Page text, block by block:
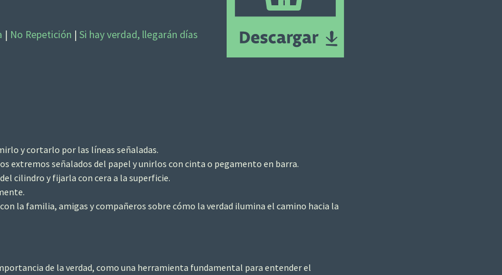
| No Repetición | Si hay verdad, llegarán días
y cortarlo por las líneas señaladas.
extremos señalados del papel y unirlos con cinta o pegamento en barra.
cilindro y fijarla con cera a la superficie.
la familia, amigas y compañeros sobre cómo la verdad ilumina el camino hacia la
de la verdad, como una herramienta fundamental para entender el